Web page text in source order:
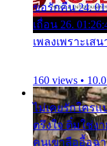
ขอรักคืน 24.
เถื่อน 26.
เพลงเพราะเส
160 views •
ไม่เคยรักใคร
ตรึงใจ ติ๋มใช่ง
คนเขาลืออื้อฉ